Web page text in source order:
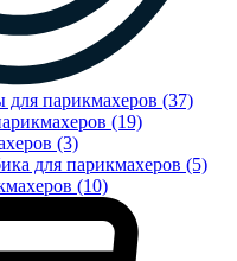
парикмахеров (37)
(19)
(3)
для парикмахеров (5)
(10)